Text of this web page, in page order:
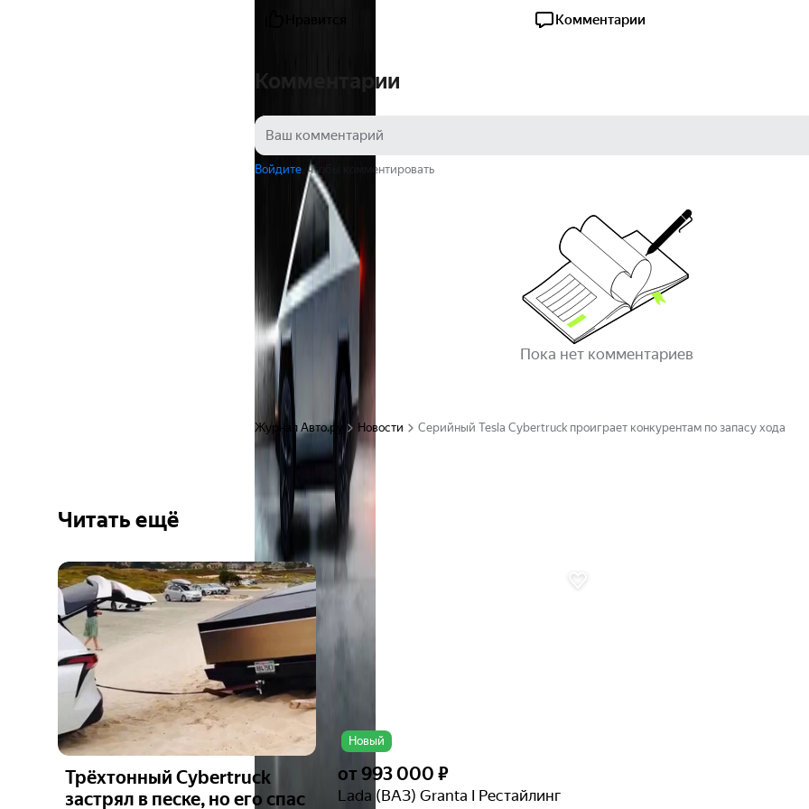
Комментарии
Комментарии
Войдите , чтобы комментировать
Пока нет комментариев
Журнал Авто.ру Новости Серийный Tesla Cybertruck проиграет конкурентам по запасу хода
Читать ещё
Трёхтонный Cybertruck
застрял в песке, но его спас
Новый
фото
от 993 000 ₽
Lada (ВАЗ) Granta I Рестайлинг